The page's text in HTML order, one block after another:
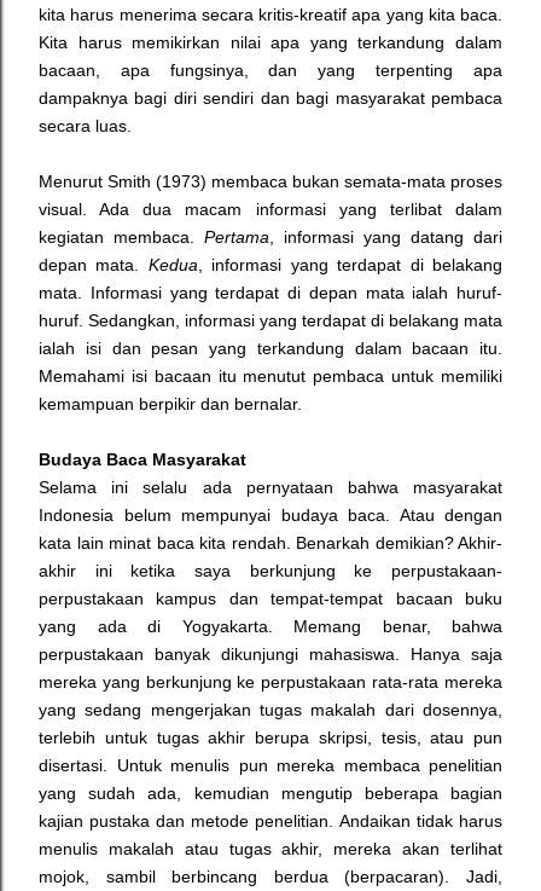
kita harus menerima secara kritis-kreatif apa yang kita baca.
Kita harus memikirkan nilai apa yang terkandung dalam
bacaan, apa fungsinya, dan yang terpenting apa
dampaknya bagi diri sendiri dan bagi masyarakat pembaca
secara luas.
Menurut Smith (1973) membaca bukan semata-mata proses
visual. Ada dua macam informasi yang terlibat dalam
kegiatan membaca. Pertama , informasi yang datang dari
depan mata. Kedua , informasi yang terdapat di belakang
mata. Informasi yang terdapat di depan mata ialah huruf-
huruf. Sedangkan, informasi yang terdapat di belakang mata
ialah isi dan pesan yang terkandung dalam bacaan itu.
Memahami isi bacaan itu menutut pembaca untuk memiliki
kemampuan berpikir dan bernalar.
Budaya Baca Masyarakat
Selama ini selalu ada pernyataan bahwa masyarakat
Indonesia belum mempunyai budaya baca. Atau dengan
kata lain minat baca kita rendah. Benarkah demikian? Akhir-
akhir ini ketika saya berkunjung ke perpustakaan-
perpustakaan kampus dan tempat-tempat bacaan buku
yang ada di Yogyakarta. Memang benar, bahwa
perpustakaan banyak dikunjungi mahasiswa. Hanya saja
mereka yang berkunjung ke perpustakaan rata-rata mereka
yang sedang mengerjakan tugas makalah dari dosennya,
terlebih untuk tugas akhir berupa skripsi, tesis, atau pun
disertasi. Untuk menulis pun mereka membaca penelitian
yang sudah ada, kemudian mengutip beberapa bagian
kajian pustaka dan metode penelitian. Andaikan tidak harus
menulis makalah atau tugas akhir, mereka akan terlihat
mojok, sambil berbincang berdua (berpacaran). Jadi,